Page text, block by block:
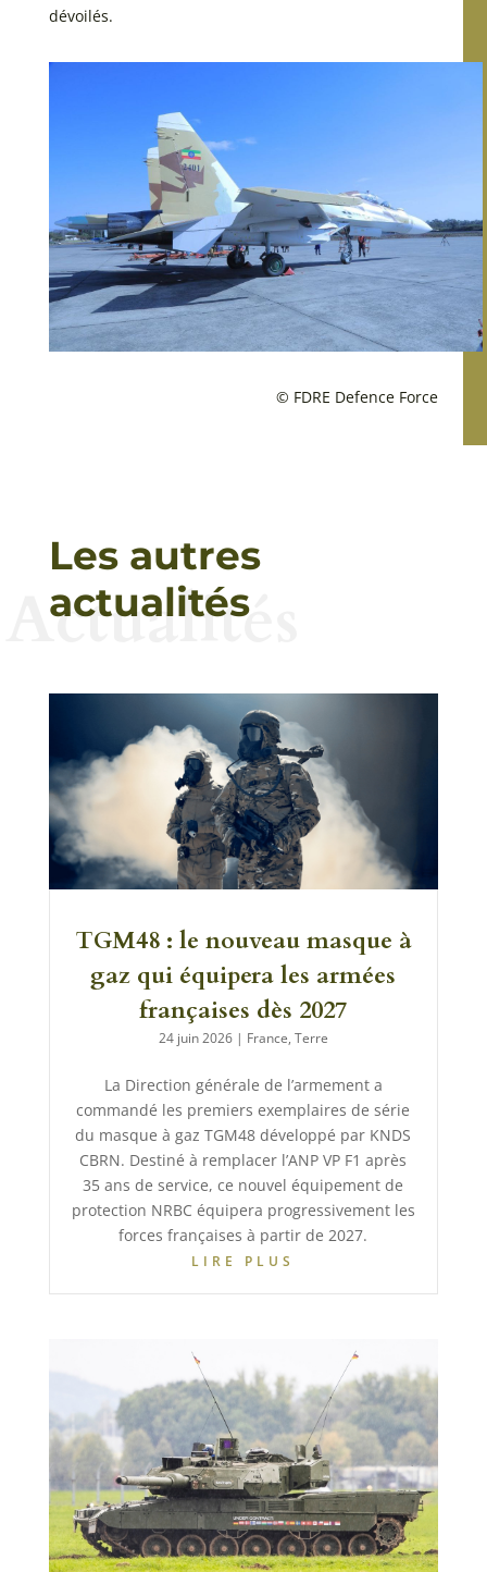
dévoilés.
© FDRE Defence Force
Les autres
actualités
Actualités
TGM48 : le nouveau masque à
gaz qui équipera les armées
françaises dès 2027
24 juin 2026| France, Terre
La Direction générale de l’armement a
commandé les premiers exemplaires de série
du masque à gaz TGM48 développé par KNDS
CBRN. Destiné à remplacer l’ANP VP F1 après
35 ans de service, ce nouvel équipement de
protection NRBC équipera progressivement les
forces françaises à partir de 2027.
LIRE PLUS